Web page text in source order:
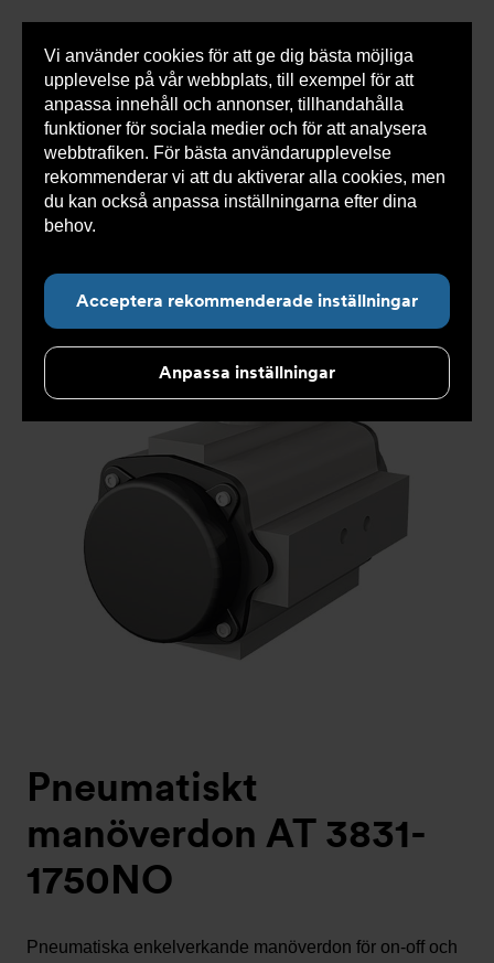
Vi använder cookies för att ge dig bästa möjliga
upplevelse på vår webbplats, till exempel för att
anpassa innehåll och annonser, tillhandahålla
funktioner för sociala medier och för att analysera
webbtrafiken. För bästa användarupplevelse
rekommenderar vi att du aktiverar alla cookies, men
du kan också anpassa inställningarna efter dina
behov.
Acceptera rekommenderade inställningar
Anpassa inställningar
0 varorSnabborder
Du
här:
Armatec > Produkter >
Automatisering och
manövrering
> Pneumatiska manöverdon >
Rack and
pinion
> Pneumatiskt manöverdon AT 3831-
>
Pneumatiskt manöverdon AT 3831-1750NO
Pneumatiskt
manöverdon AT 3831-
1750NO
Pneumatiska enkelverkande manöverdon för on-off och